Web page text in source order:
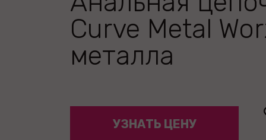
Curve Metal
металла
УЗНАТЬ ЦЕНУ